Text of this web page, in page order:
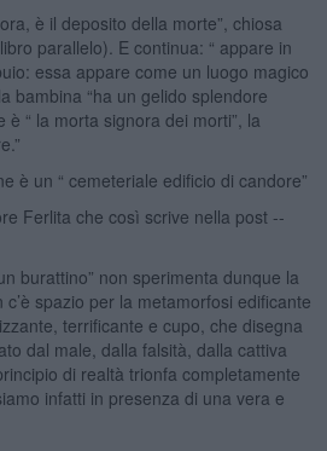
è il deposito della morte”, chiosa
parallelo). E continua: “ appare in
essa appare come un luogo magico
bambina “ha un gelido splendore
è “ la morta signora dei morti”, la
è un “ cemeteriale edificio di candore”
Ferlita che così scrive nella post --
burattino” non sperimenta dunque la
spazio per la metamorfosi edificante
terrificante e cupo, che disegna
dal male, dalla falsità, dalla cattiva
di realtà trionfa completamente
infatti in presenza di una vera e